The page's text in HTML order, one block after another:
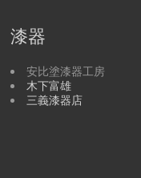
漆器
安比塗漆器工房
木下富雄
三義漆器店